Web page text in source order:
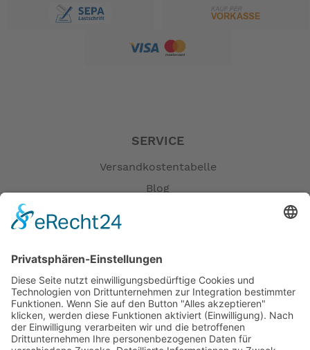
SERVICE
Versandkostentabelle
Blog
Öffnungszeiten
Versandpartner
Verfügbarkeiten
Zahlung und Versand